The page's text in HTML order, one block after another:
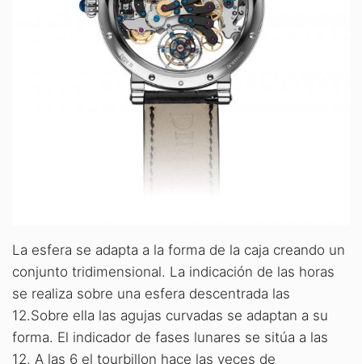
La esfera se adapta a la forma de la caja creando un
conjunto tridimensional. La indicación de las horas
se realiza sobre una esfera descentrada las
12.Sobre ella las agujas curvadas se adaptan a su
forma. El indicador de fases lunares se sitúa a las
12. A las 6 el tourbillon hace las veces de